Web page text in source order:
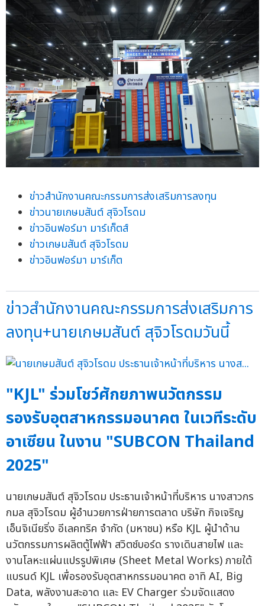
ข่าวสำนักงานคณะกรรมการส่งเสริมการลงทุน
ข่าวนายเกษมสันต์ สุจิวโรดม
ข่าวอินฟอร์มา มาร์เก็ตส์
ข่าวเกษมสันต์ สุจิวโรดม
ข่าวอินฟอร์มา มาร์เก็ต
ข่าวสำนักงานคณะกรรมการส่งเสริมการ
ลงทุน+นายเกษมสันต์ สุจิวโรดมวันนี้
"KJL" ร่วมโชว์ศักยภาพนวัตกรรม
รองรับอุตสาหกรรมอนาคต ในเวทีระดับ
อาเซียน ในงาน "SUBCON Thailand
2025"
นายเกษมสันต์ สุจิวโรดม ประธานเจ้าหน้าที่บริหาร นางสาวกร
กมล สุจิวโรดม ผู้อำนวยการฝ่ายการตลาด บริษัท กิจเจริญ
เอ็นจิเนียริ่ง อีเลคทริค จำกัด (มหาชน) หรือ KJL ผู้นำด้าน
นวัตกรรมการผลิตตู้ไฟฟ้า สวิตช์บอร์ด รางเดินสายไฟ และ
งานโลหะแผ่นแปรรูปพิเศษ (Sheet Metal Works) ภายใต้
แบรนด์ KJL เพื่อรองรับอุตสาหกรรมอนาคต อาทิ AI, Big
Data, พลังงานสะอาด และ EV Charger ร่วมจัดแสดง